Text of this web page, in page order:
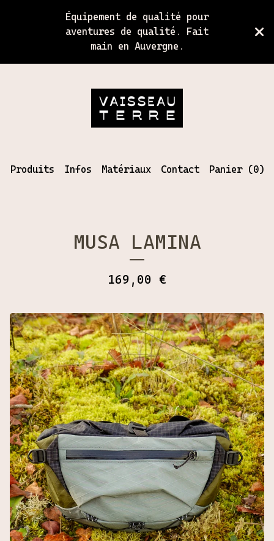
Équipement de qualité pour
aventures de qualité. Fait
main en Auvergne.
Produits Infos Matériaux Contact Panier (0)
MUSA LAMINA
169,00 €